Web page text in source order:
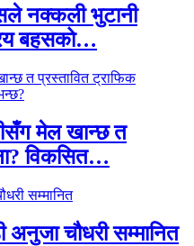
नक्कली भुटानी
बहसको…
मेल खान्छ त
विकसित…
अनुजा चौधरी सम्मानित